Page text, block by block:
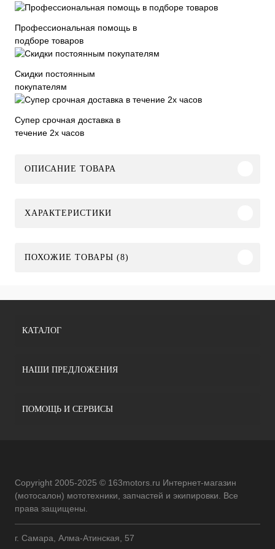
Профессиональная помощь в
подборе товаров
Скидки постоянным
покупателям
Супер срочная доставка в
течение 2х часов
ОПИСАНИЕ ТОВАРА
ХАРАКТЕРИСТИКИ
ПОХОЖИЕ ТОВАРЫ (8)
КАТАЛОГ
НАШИ ПРЕДЛОЖЕНИЯ
ПОМОЩЬ И СЕРВИСЫ
Copyright 2005-2025 © 163motors.ru Интернет-магазин
(мотосалон) мототехники, запчастей и экипировки. Все
права защищены.
г. Самара, Алма-Атинская, 57